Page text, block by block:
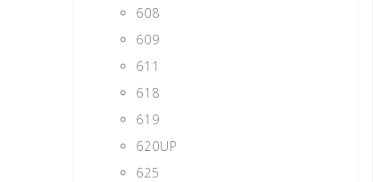
608
609
611
618
619
620UP
625